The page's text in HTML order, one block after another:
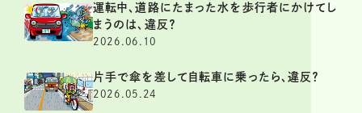
運転中、道路にたまった水を歩行者にかけてし
まうのは、違反？
2026.06.10
片手で傘を差して自転車に乗ったら、違反？
2026.05.24